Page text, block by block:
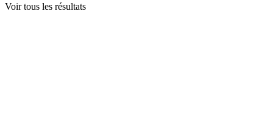
Voir tous les résultats